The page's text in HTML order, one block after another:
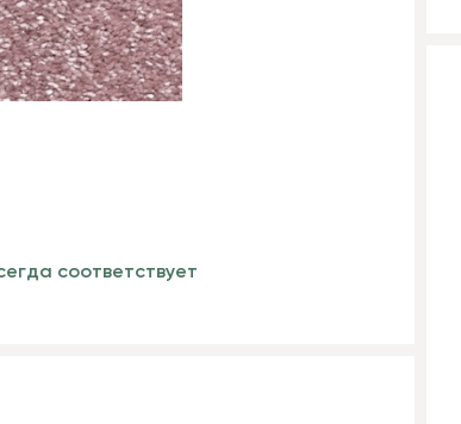
соответствует